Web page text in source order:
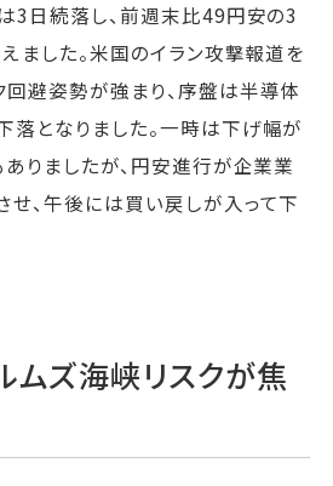
3日続落し、前週末比49円安の3
ました。米国のイラン攻撃報道を
避姿勢が強まり、序盤は半導体
となりました。一時は下げ幅が
りましたが、円安進行が企業業
、午後には買い戻しが入って下
ムズ海峡リスクが焦